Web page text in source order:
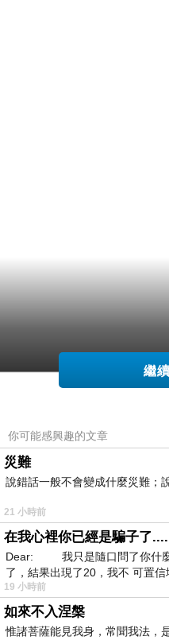
繼
你可能感興趣的文章
災難
說錯話一般不會變成什麼災難；
21 小時前
在我心裡你已經是騙子了
Dear: 我只是隨口問了你什麼
了，結果出現了20，我不 可置信
19 小時前
如來不入涅槃
惟諸菩薩能見我身，常聞我法，